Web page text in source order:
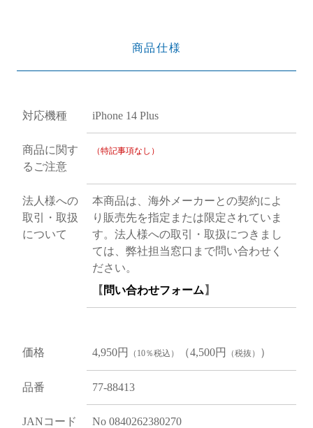
商品仕様
対応機種 iPhone 14 Plus
商品に関す
るご注意
（特記事項なし）
法人様への
取引・取扱
について
本商品は、海外メーカーとの契約によ
り販売先を指定または限定されていま
す。法人様への取引・取扱につきまし
ては、弊社担当窓口まで問い合わせく
ださい。
【 問い合わせフォーム 】
価格 4,950円 （10％税込） （4,500円 （税抜） ）
品番 77-88413
JANコード No 0840262380270